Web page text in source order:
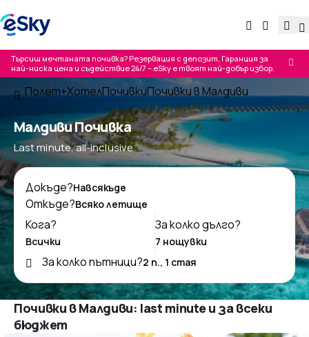
Търсиш мечтаната почивка? Резервация с депозит, Гаранция за
най-ниска цена и съдействие 24/7 – eSky е твоят най-добър избор.
Полет+ХотелПочивкиПочивки в Малдиви
Малдиви Почивка
Last minute, all-inclusive
Докъде?
Откъде?
Кога?
За колко дълго?
За колко пътници?
Почивки в Малдиви: last minute и за всеки
бюджет